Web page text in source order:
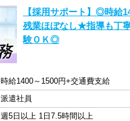
【採用サポート】◎時給
残業ほぼなし★指導も丁
験ＯＫ◎
時給1400～1500円+交通費支給
派遣社員
週5日以上 1日7.5時間以上